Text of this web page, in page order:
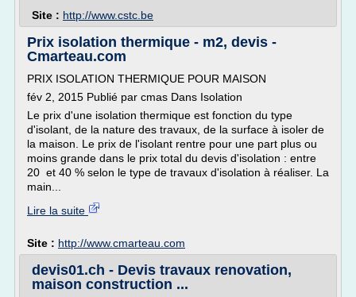
Site : http://www.cstc.be
Prix isolation thermique - m2, devis -
Cmarteau.com
PRIX ISOLATION THERMIQUE POUR MAISON
fév 2, 2015 Publié par cmas Dans Isolation
Le prix d'une isolation thermique est fonction du type
d'isolant, de la nature des travaux, de la surface à isoler de
la maison. Le prix de l'isolant rentre pour une part plus ou
moins grande dans le prix total du devis d'isolation : entre
20 et 40 % selon le type de travaux d'isolation à réaliser. La
main...
Lire la suite
Site : http://www.cmarteau.com
devis01.ch - Devis travaux renovation,
maison construction ...